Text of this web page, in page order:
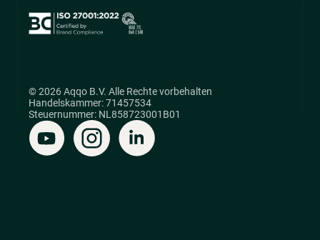
© 2026 Aqqo B.V. Alle Rechte vorbehalten
Handelskammer: 71457534
Steuernummer: NL858723001B01